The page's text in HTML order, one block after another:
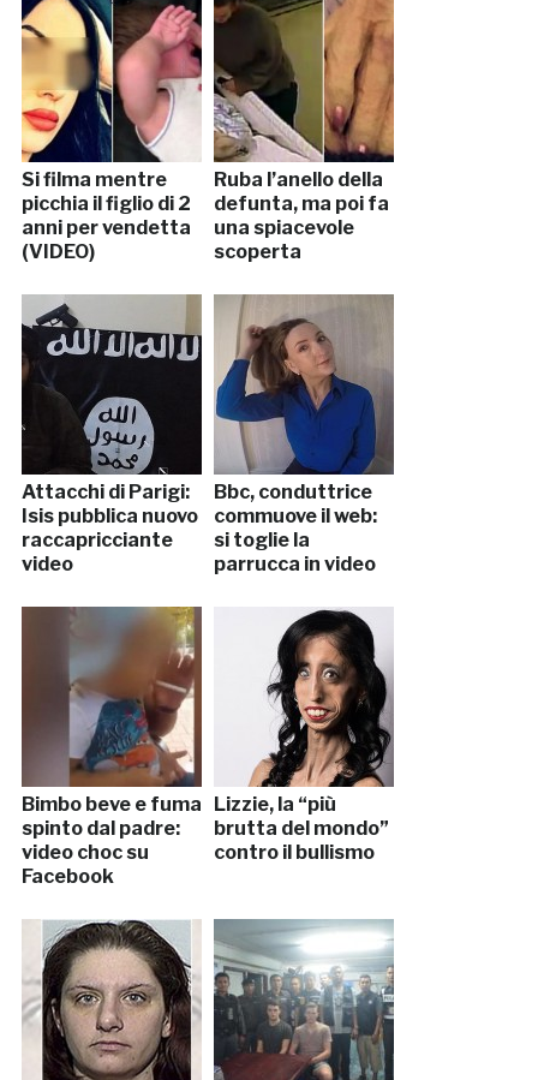
Si filma mentre
picchia il figlio di 2
anni per vendetta
(VIDEO)
Ruba l’anello della
defunta, ma poi fa
una spiacevole
scoperta
Attacchi di Parigi:
Isis pubblica nuovo
raccapricciante
video
Bbc, conduttrice
commuove il web:
si toglie la
parrucca in video
Bimbo beve e fuma
spinto dal padre:
video choc su
Facebook
Lizzie, la “più
brutta del mondo”
contro il bullismo